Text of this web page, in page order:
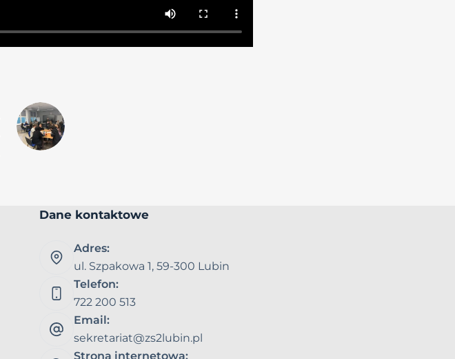
Dane kontaktowe
Adres:
ul. Szpakowa 1, 59-300 Lubin
Telefon:
722 200 513
Email:
sekretariat@zs2lubin.pl
Strona internetowa: